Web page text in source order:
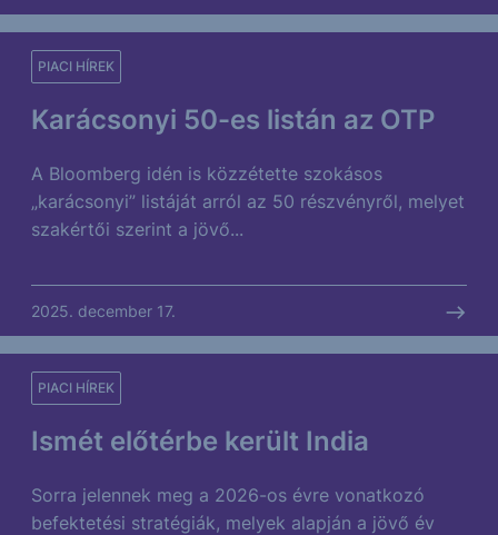
Karácsonyi 50-es listán az OTP
PIACI HÍREK
A Bloomberg idén is közzétette szokásos
„karácsonyi” listáját arról az 50 részvényről, melyet
szakértői szerint a jövő...
2025. december 17.
Ismét előtérbe került India
PIACI HÍREK
Sorra jelennek meg a 2026-os évre vonatkozó
befektetési stratégiák, melyek alapján a jövő év